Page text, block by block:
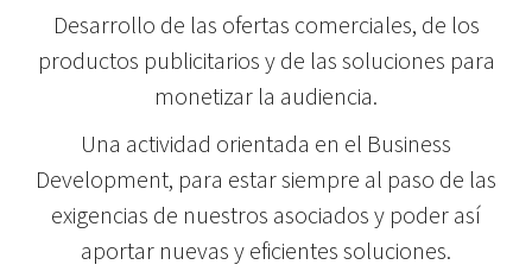
Desarrollo de las ofertas comerciales, de los
productos publicitarios y de las soluciones para
monetizar la audiencia.
Una actividad orientada en el Business
Development, para estar siempre al paso de las
exigencias de nuestros asociados y poder así
aportar nuevas y eficientes soluciones.